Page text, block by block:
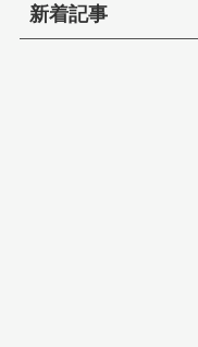
新着記事